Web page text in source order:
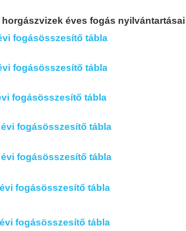
éves fogás
fogásösszesítő tábla
fogásösszesítő tábla
fogásösszesítő tábla
évi fogásösszesítő tábla
évi fogásösszesítő tábla
fogásösszesítő tábla
fogásösszesítő tábla